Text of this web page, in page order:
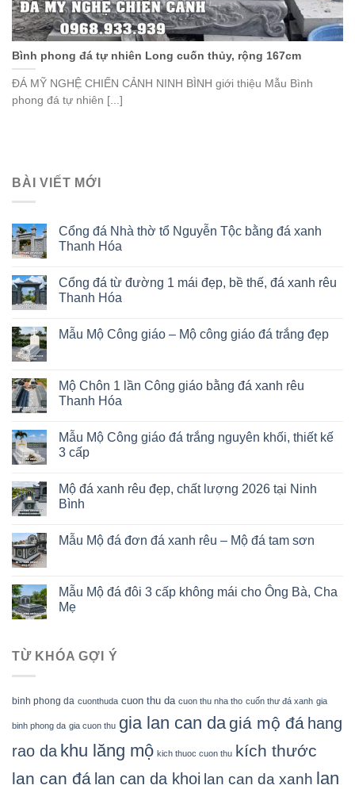
Bình phong đá tự nhiên Long cuốn thủy, rộng 167cm
ĐÁ MỸ NGHỆ CHIẾN CẢNH NINH BÌNH giới thiệu Mẫu Bình
phong đá tự nhiên [...]
BÀI VIẾT MỚI
Cổng đá Nhà thờ tổ Nguyễn Tộc bằng đá xanh
Thanh Hóa
Cổng đá từ đường 1 mái đẹp, bề thế, đá xanh rêu
Thanh Hóa
Mẫu Mộ Công giáo – Mộ công giáo đá trắng đẹp
Mộ Chôn 1 lần Công giáo bằng đá xanh rêu
Thanh Hóa
Mẫu Mộ Công giáo đá trắng nguyên khối, thiết kế
3 cấp
Mộ đá xanh rêu đẹp, chất lượng 2026 tại Ninh
Bình
Mẫu Mộ đá đơn đá xanh rêu – Mộ đá tam sơn
Mẫu Mộ đá đôi 3 cấp không mái cho Ông Bà, Cha
Mẹ
TỪ KHÓA GỢI Ý
binh phong da cuonthuda cuon thu da cuon thu nha tho cuốn thư đá xanh gia
binh phong da gia cuon thu gia lan can dagiá mộ đá hang
rao da khu lăng mộ kich thuoc cuon thu kích thước
lan can đá lan can da khoi lan can da xanh lan